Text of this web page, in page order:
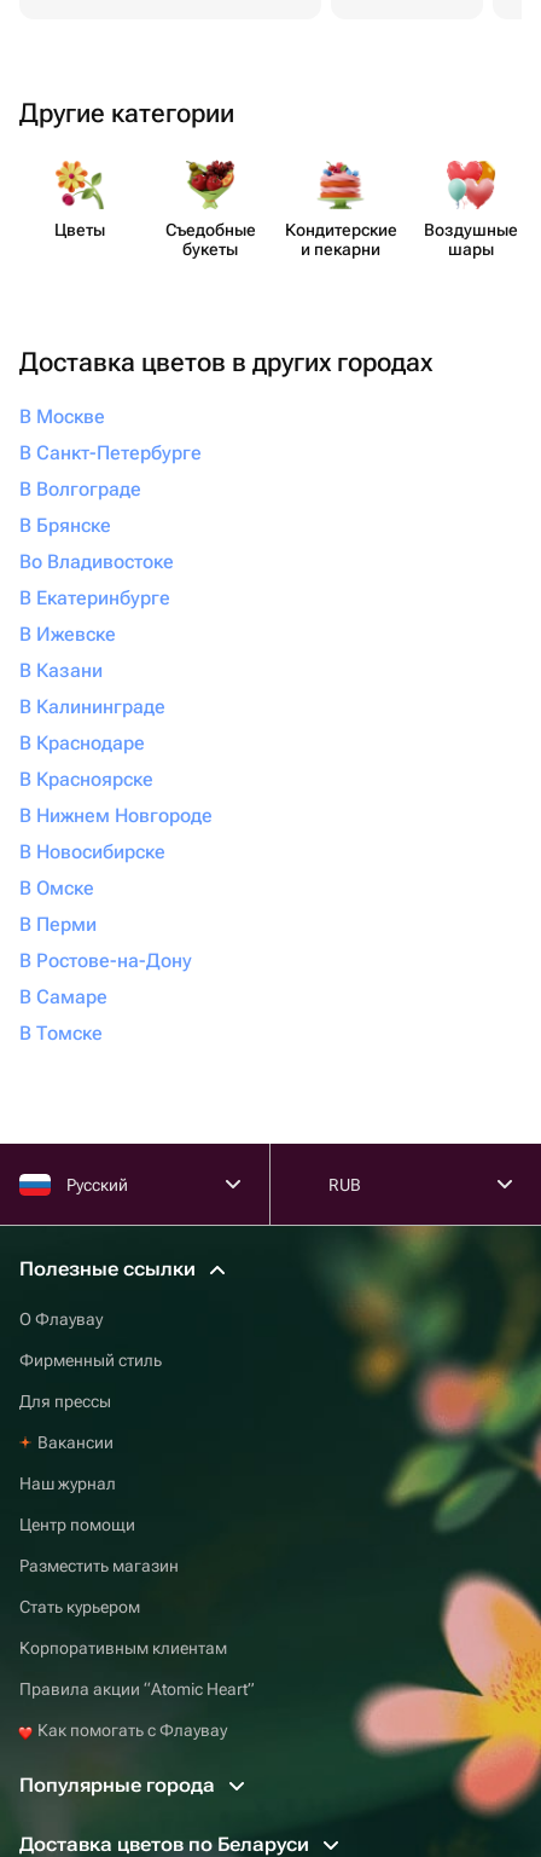
Другие категории
Цветы
Съедобные
букеты
Кондит​ерские
и пекарни
Воздушные
шары
Доставка цветов в других городах
В Москве
В Санкт-Петербурге
В Волгограде
В Брянске
Во Владивостоке
В Екатеринбурге
В Ижевске
В Казани
В Калининграде
В Краснодаре
В Красноярске
В Нижнем Новгороде
В Новосибирске
В Омске
В Перми
В Ростове-на-Дону
В Самаре
В Томске
Русский RUB
Полезные ссылки
О Флаувау
Фирменный стиль
Для прессы
Вакансии
Наш журнал
Центр помощи
Разместить магазин
Стать курьером
Корпоративным клиентам
Правила акции “Atomic Heart”
Как помогать с Флаувау
Популярные города
Доставка цветов по Беларуси